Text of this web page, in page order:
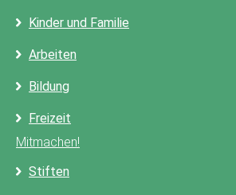
Kinder und Familie
Arbeiten
Bildung
Freizeit
Mitmachen!
Stiften